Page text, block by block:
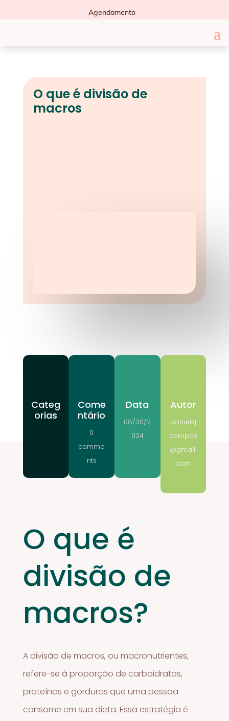
Agendamento
O que é divisão de
macros
Categ
orias
Come
ntário
0
comme
nts
Data
08/30/2
024
Autor
danielsj
campos
@gmail.
com
O que é
divisão de
macros?
A divisão de macros, ou macronutrientes,
refere-se à proporção de carboidratos,
proteínas e gorduras que uma pessoa
consome em sua dieta. Essa estratégia é